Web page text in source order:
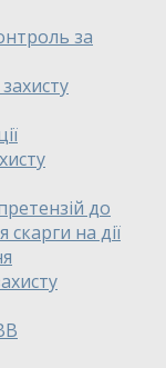
за
до
на дії